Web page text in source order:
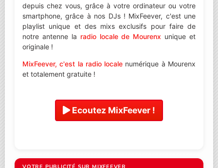
depuis chez vous, grâce à votre ordinateur ou votre
smartphone, grâce à nos DJs ! MixFeever, c'est une
playlist unique et des mixs exclusifs pour faire de
notre antenne la radio locale de Mourenx unique et
originale !
MixFeever, c'est la radio locale numérique à Mourenx
et totalement gratuite !
Ecoutez MixFeever !
VOTRE PUBLICITÉ SUR MIXFEEVER